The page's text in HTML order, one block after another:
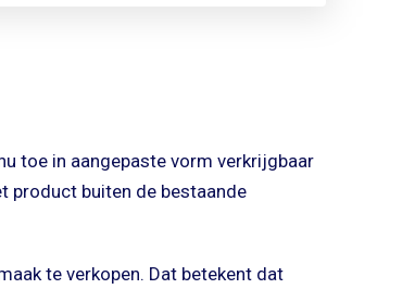
toe in aangepaste vorm verkrijgbaar
product buiten de bestaande
te verkopen. Dat betekent dat